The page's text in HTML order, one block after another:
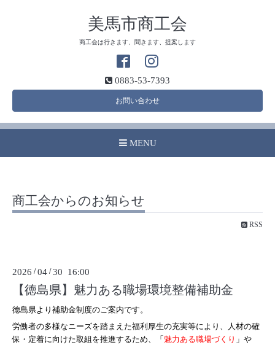
美馬市商工会
商工会は行きます、聞きます、提案します
0883-53-7393
お問い合わせ
MENU
商工会からのお知らせ
RSS
2026 /04 /30 16:00
【徳島県】魅力ある職場環境整備補助金
徳島県より補助金制度のご案内です。
労働者の多様なニーズを踏まえた福利厚生の充実等により、人材の確
保・定着に向けた取組を推進するため、「魅力ある職場づくり 」や